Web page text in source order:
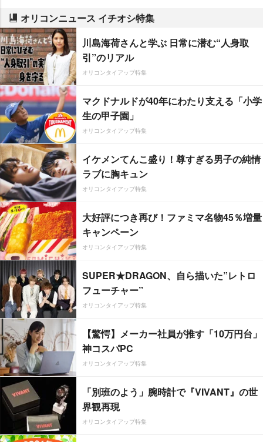
オリコンニュース イチオシ特集
川島海荷さんと学ぶ 日常に潜む“人身取
引”のリアル
オリコンタイアップ特集
マクドナルドが40年にわたり支える「小学
生の甲子園」
オリコンタイアップ特集
イケメンてんこ盛り！尊すぎる男子の純情
ラブに胸キュン
オリコンタイアップ特集
大好評につき再び！ファミマ名物45％増量
キャンペーン
オリコンタイアップ特集
SUPER★DRAGON、自ら描いた”レトロ
フューチャー”
オリコンタイアップ特集
【驚愕】メーカー社員が推す「10万円台」
神コスパPC
オリコンタイアップ特集
「別班のよう」腕時計で『VIVANT』の世
界観再現
オリコンタイアップ特集